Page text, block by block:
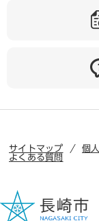
サイトマップ 個
よくある質問